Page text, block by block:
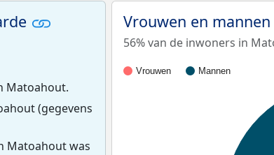
Matoahout.
(gegevens
Matoahout was
Vrouwen en
56% van de inwoners in
Vrouwen Mannen